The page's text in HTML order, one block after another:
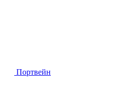
Портвейн